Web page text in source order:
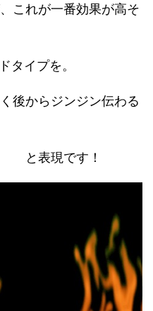
これが一番効果が高そ
タイプを。
後からジンジン伝わる
表現です！